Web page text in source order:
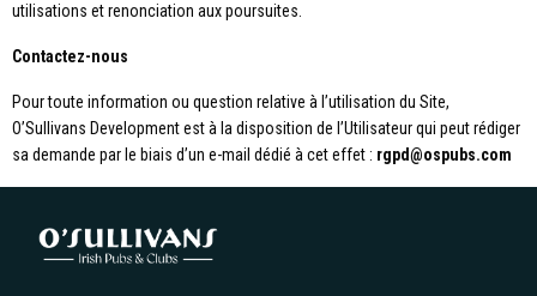
utilisations et renonciation aux poursuites.
Contactez-nous
Pour toute information ou question relative à l’utilisation du Site,
O’Sullivans Development est à la disposition de l’Utilisateur qui peut rédiger
sa demande par le biais d’un e-mail dédié à cet effet : rgpd@ospubs.com